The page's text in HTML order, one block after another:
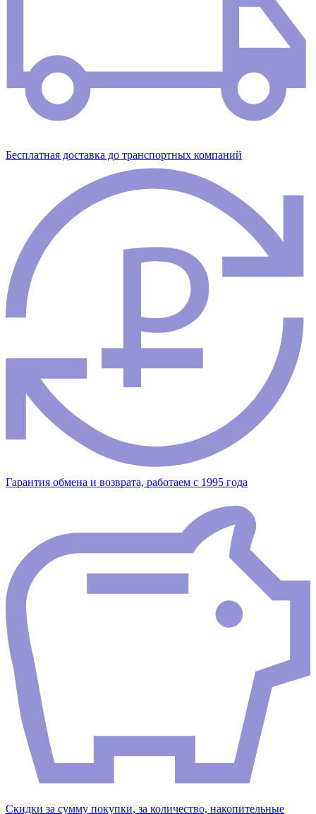
Бесплатная доставка до транспортных компаний
Гарантия обмена и возврата, работаем с 1995 года
Скидки за сумму покупки, за количество, накопительные